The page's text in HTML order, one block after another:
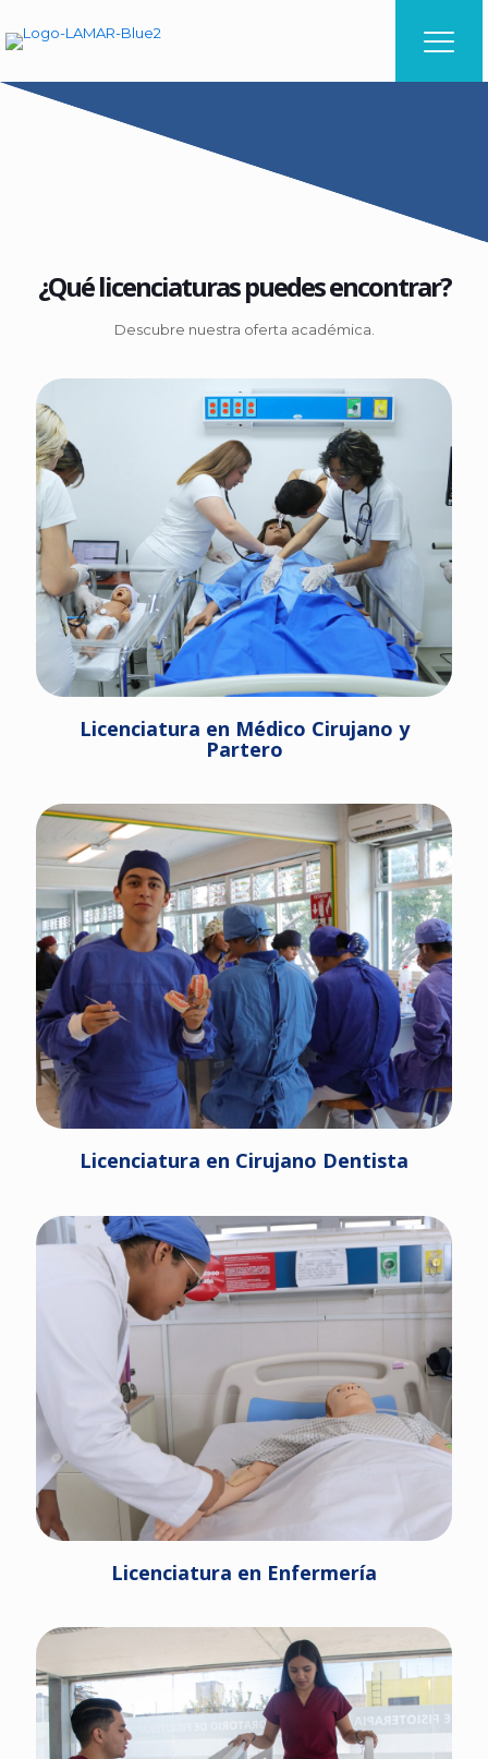
¿Qué licenciaturas puedes encontrar?
Descubre nuestra oferta académica.
Licenciatura en Médico Cirujano y
Partero
Licenciatura en Cirujano Dentista
Licenciatura en Enfermería